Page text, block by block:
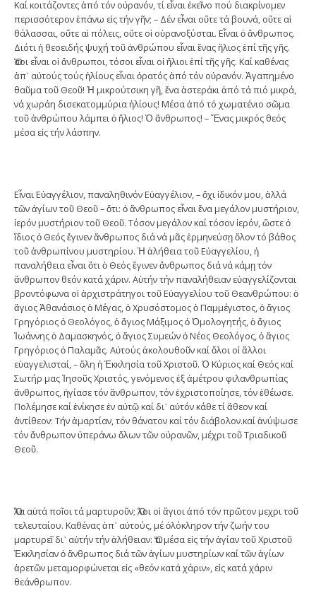
Καί κοιτάζοντες ἀπό τόν οὐρανόν, τί εἶναι ἐκεῖνο πού διακρίνομεν
περισσότερον ἐπάνω εἰς τήν γῆν; – Δέν εἶναι οὔτε τά βουνά, οὔτε αἱ
θάλασσαι, οὔτε αἱ πόλεις, οὔτε οἱ οὐρανοξύσται. Εἶναι ὁ ἄνθρωπος.
Διότι ἡ θεοειδής ψυχή τοῦ ἀνθρώπου εἶναι ἕνας ἥλιος ἐπί τῆς γῆς.
Ὅσοι εἶναι οἱ ἄνθρωποι, τόσοι εἶναι οἱ ἥλιοι ἐπί τῆς γῆς. Καί καθένας
ἀπ᾽ αὐτούς τούς ἡλίους εἶναι ὁρατός ἀπό τόν οὐρανόν. Ἀγαπημένο
θαῦμα τοῦ Θεοῦ! Ἡ μικρούτσικη γῆ, ἕνα ἀστεράκι ἀπό τά πιό μικρά,
νά χωράη δισεκατομμύρια ἡλίους! Μέσα ἀπό τό χωματένιο σῶμα
τοῦ ἀνθρώπου λάμπει ὁ ἥλιος! Ὁ ἄνθρωπος! – Ἕνας μικρός θεός
μέσα εἰς τήν λάσπην.
Εἶναι Εὐαγγέλιον, παναληθινόν Εὐαγγέλιον, – ὄχι ἰδικόν μου, ἀλλά
τῶν ἁγίων τοῦ Θεοῦ – ὅτι: ὁ ἄνθρωπος εἶναι ἕνα μεγάλον μυστήριον,
ἱερόν μυστήριον τοῦ Θεοῦ. Τόσον μεγάλον καί τόσον ἱερόν, ὥστε ὁ
ἴδιος ὁ Θεός ἔγινεν ἄνθρωπος διά νά μᾶς ἑρμηνεύσῃ ὅλον τό βάθος
τοῦ ἀνθρωπίνου μυστηρίου. Ἡ ἀλήθεια τοῦ Εὐαγγελίου, ἡ
παναλήθεια εἶναι ὅτι ὁ Θεός ἔγινεν ἄνθρωπος διά νά κάμῃ τόν
ἄνθρωπον θεόν κατά χάριν. Αὐτήν τήν παναλήθειαν εὐαγγελίζονται
βροντόφωνα οἱ ἀρχιστράτηγοι τοῦ Εὐαγγελίου τοῦ Θεανθρώπου: ὁ
ἅγιος Ἀθανάσιος ὁ Μέγας, ὁ Χρυσόστομος ὁ Παμμέγιστος, ὁ ἅγιος
Γρηγόριος ὁ Θεολόγος, ὁ ἅγιος Μάξιμος ὁ Ὁμολογητής, ὁ ἅγιος
Ἰωάννης ὁ Δαμασκηνός, ὁ ἅγιος Συμεών ὁ Νέος Θεολόγος, ὁ ἅγιος
Γρηγόριος ὁ Παλαμᾶς. Αὐτούς ἀκολουθοῦν καί ὅλοι οἱ ἄλλοι
εὐαγγελισταί, – ὅλη ἡ Ἐκκλησία τοῦ Χριστοῦ. Ὁ Κύριος καί Θεός καί
Σωτήρ μας Ἰησοῦς Χριστός, γενόμενος ἐξ ἀμέτρου φιλανθρωπίας
ἄνθρωπος, ἡγίασε τόν ἄνθρωπον, τόν ἐχριστοποίησε, τόν ἐθέωσε.
Πολέμησε καί ἐνίκησε ἐν αὐτῷ καί δι᾽ αὐτόν κάθε τί ἄθεον καί
ἀντίθεον: Τήν ἁμαρτίαν, τόν θάνατον καί τόν διάβολον.καί ἀνύψωσε
τόν ἄνθρωπον ὑπεράνω ὅλων τῶν οὐρανῶν, μέχρι τοῦ Τριαδικοῦ
Θεοῦ.
Ὅλα αὐτά ποῖοι τά μαρτυροῦν; Ὅλοι οἱ ἅγιοι ἀπό τόν πρῶτον μεχρι τοῦ
τελευταίου. Καθένας ἀπ᾽ αὐτούς, μέ ὁλόκληρον τήν ζωήν του
μαρτυρεῖ δι᾽ αὐτήν τήν ἀλήθειαν: Ὅτι μέσα εἰς τήν ἁγίαν τοῦ Χριστοῦ
Ἐκκλησίαν ὁ ἄνθρωπος διά τῶν ἁγίων μυστηρίων καί τῶν ἁγίων
ἀρετῶν μεταμορφώνεται εἰς «θεόν κατά χάριν», εἰς κατά χάριν
θεάνθρωπον.